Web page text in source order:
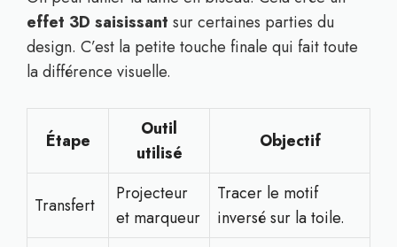
effet 3D saisissant sur certaines parties du
design. C’est la petite touche finale qui fait toute
la différence visuelle.
Étape
Outil
utilisé
Objectif
Transfert
Projecteur
et marqueur
Tracer le motif
inversé sur la toile.